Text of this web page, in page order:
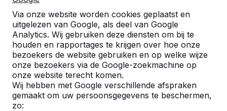
Via onze website worden cookies geplaatst en
uitgelezen van Google, als deel van Google
Analytics. Wij gebruiken deze diensten om bij te
houden en rapportages te krijgen over hoe onze
bezoekers de website gebruiken en op welke wijze
onze bezoekers via de Google-zoekmachine op
onze website terecht komen.
Wij hebben met Google verschillende afspraken
gemaakt om uw persoonsgegevens te beschermen,
zo:
Referenties
U vindt onze producten in heel Europa en
zelfs daarbuiten. Bekijk hier waar bij u in de
buurt al een HeBlad product staat.
Product